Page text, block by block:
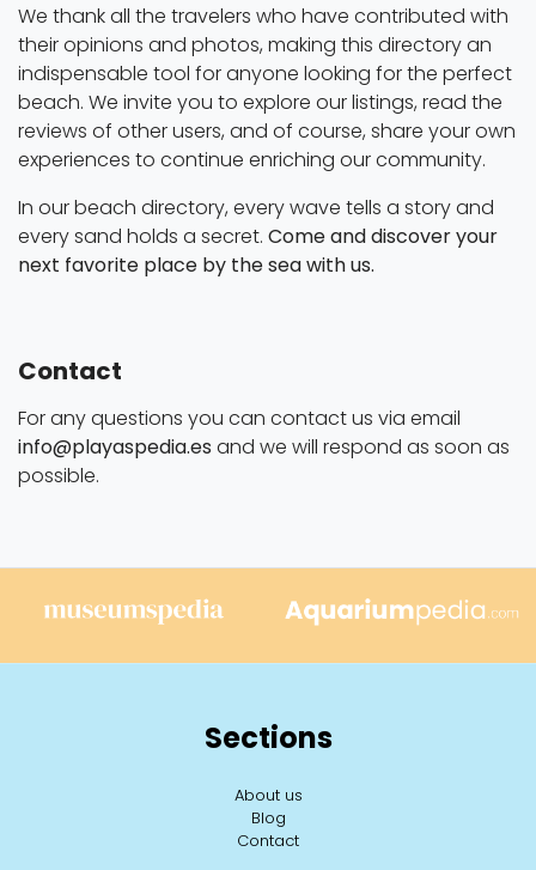
We thank all the travelers who have contributed with
their opinions and photos, making this directory an
indispensable tool for anyone looking for the perfect
beach. We invite you to explore our listings, read the
reviews of other users, and of course, share your own
experiences to continue enriching our community.
In our beach directory, every wave tells a story and
every sand holds a secret. Come and discover your
next favorite place by the sea with us.
Contact
For any questions you can contact us via email
info@playaspedia.es and we will respond as soon as
possible.
Sections
About us
Blog
Contact